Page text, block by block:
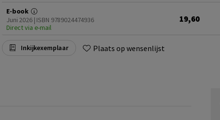
E-book
Juni 2026 | ISBN 9789024474936
Direct via e-mail
19,60
Inkijkexemplaar Plaats op wensenlijst